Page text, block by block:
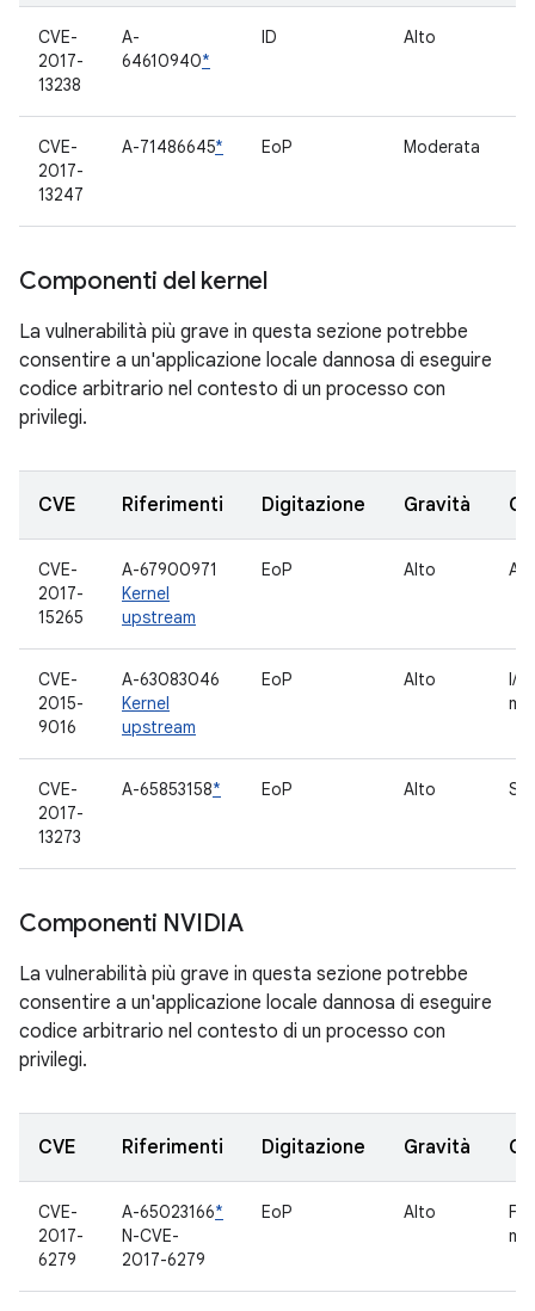
CVE-
2017-
13238
A-
64610940*
ID Alto
CVE-
2017-
13247
A-71486645* EoP Moderata
Componenti del kernel
La vulnerabilità più grave in questa sezione potrebbe
consentire a un'applicazione locale dannosa di eseguire
codice arbitrario nel contesto di un processo con
privilegi.
CVE Riferimenti Digitazione Gravità
CVE-
2017-
15265
A-67900971
Kernel
upstream
EoP Alto
CVE-
2015-
9016
A-63083046
Kernel
upstream
EoP Alto
I/
CVE-
2017-
13273
A-65853158* EoP Alto
Componenti NVIDIA
La vulnerabilità più grave in questa sezione potrebbe
consentire a un'applicazione locale dannosa di eseguire
codice arbitrario nel contesto di un processo con
privilegi.
CVE Riferimenti Digitazione Gravità
CVE-
2017-
6279
A-65023166*
N-CVE-
2017-6279
EoP Alto